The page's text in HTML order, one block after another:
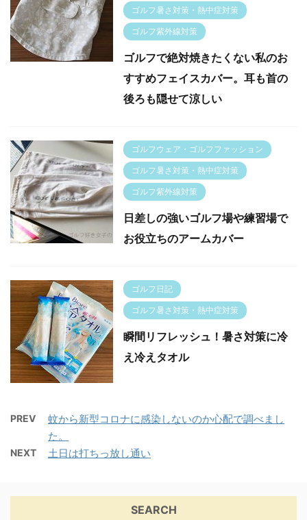
ゴルフ暑さ対策・熱中症対策
ゴルフ紫外線対策
ゴルフで絶対焼きたくない私のお
すすめフェイスカバー。耳も首の
後ろも隠せて涼しい
ゴルフウェア・ゴルフファッション
ゴルフ暑さ対策・熱中症対策
ゴルフ紫外線対策
日差しの強いゴルフ場や練習場で
お役立ちのアームカバー
ゴルフ日記
ゴルフ暑さ対策・熱中症対策
瞬間リフレッシュ！暑さ対策に冷
え冷えタオル
PREV
蚊から新型コロナに感染しないのか心配で調べまし
た。
NEXT 土日は打ちっ放し通い
SEARCH